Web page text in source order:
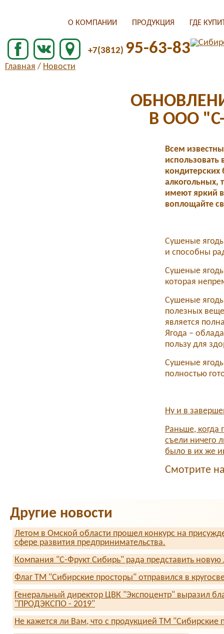
О КОМПАНИИ ПРОДУКЦИЯ ГДЕ
+7(3812) 95-63-83
Главная / Новости
В ООО
Всем
использовать
алкогольных,
имеют яркий
воплощайте
Сушеные
и способны
Сушеные
которая
Сушеные
полезных
является
Ягода –
пользу для
Сушеные
полностью
Ну и в
Раньше, когда
съели ничего
было в их же
Смотрите
Другие новости
Летом в Омской области прошел конкурс на
сфере развития предпринимательства.
Компания "С-Фрукт Сибирь" рада представить
Флаг ТМ "Сибирские просторы" отправился в
Генеральный директор ЦВК "Экспоцентр" выразил
"ПРОДЭКСПО - 2019"
Не кажется ли Вам, что с продукцией ТМ "Сибирские